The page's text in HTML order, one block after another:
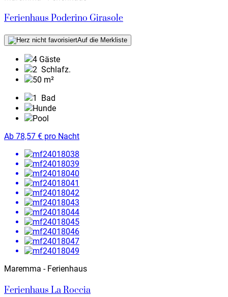
Ferienhaus Poderino Girasole
Auf die Merkliste
4 Gäste
2 Schlafz.
50 m²
1
Bad
Hunde
Pool
Ab 78,57 € pro Nacht
Maremma - Ferienhaus
Ferienhaus La Roccia